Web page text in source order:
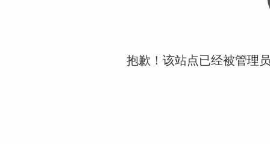
抱歉！该站点已经被管理